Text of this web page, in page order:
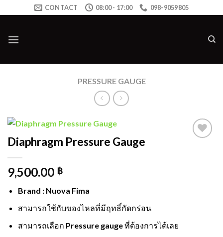
to
CONTACT 08:00 - 17:00 098-9059805
PRESSURE GAUGE
Diaphragm Pressure Gauge
9,500.00 ฿
Brand : Nuova Fima
สามารถใช้กับของไหลที่มีฤทธิ์กัดกร่อน
สามารถเลือก Pressure gauge ที่ต้องการได้เลย